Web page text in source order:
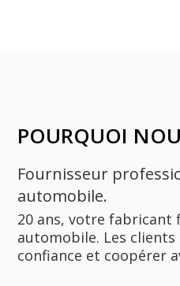
POURQUOI
Fournisseur
automobile.
20 ans, votre fabricant
automobile. Les
confiance et coopérer